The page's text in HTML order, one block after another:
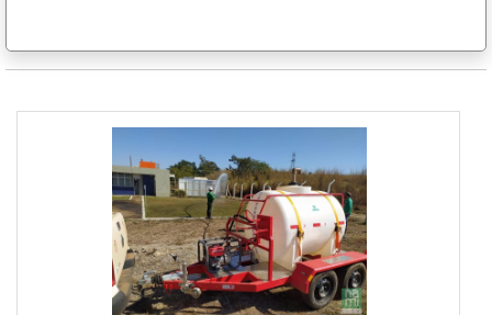
— nas próximas seções você vai descobrir como
necessidades, o que conferir antes de rodar e
dicas práticas para usar e cuidar da carretinha com
segurança.
VISÃO GERAL DO REBOQUE
CARRETINHA PARA CARROS:
CARACTERÍSTICAS E APLICAÇÃO